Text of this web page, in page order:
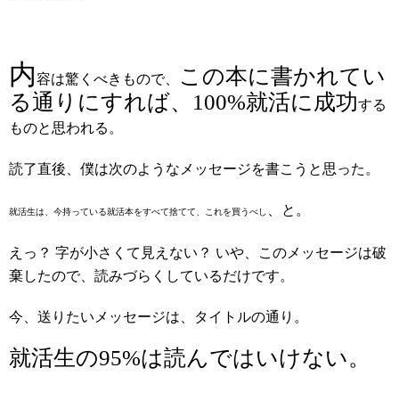
内容は驚くべきもので、
この本に書かれてい
る通りにすれば、100%就活に成功する
ものと思われる。
読了直後、僕は次のようなメッセージを書こうと思った。
就活生は、今持っている就活本をすべて捨てて、これを買うべし 、と。
えっ？ 字が小さくて見えない？ いや、このメッセージは破
棄したので、読みづらくしているだけです。
今、送りたいメッセージは、タイトルの通り。
就活生の95%は読んではいけない。